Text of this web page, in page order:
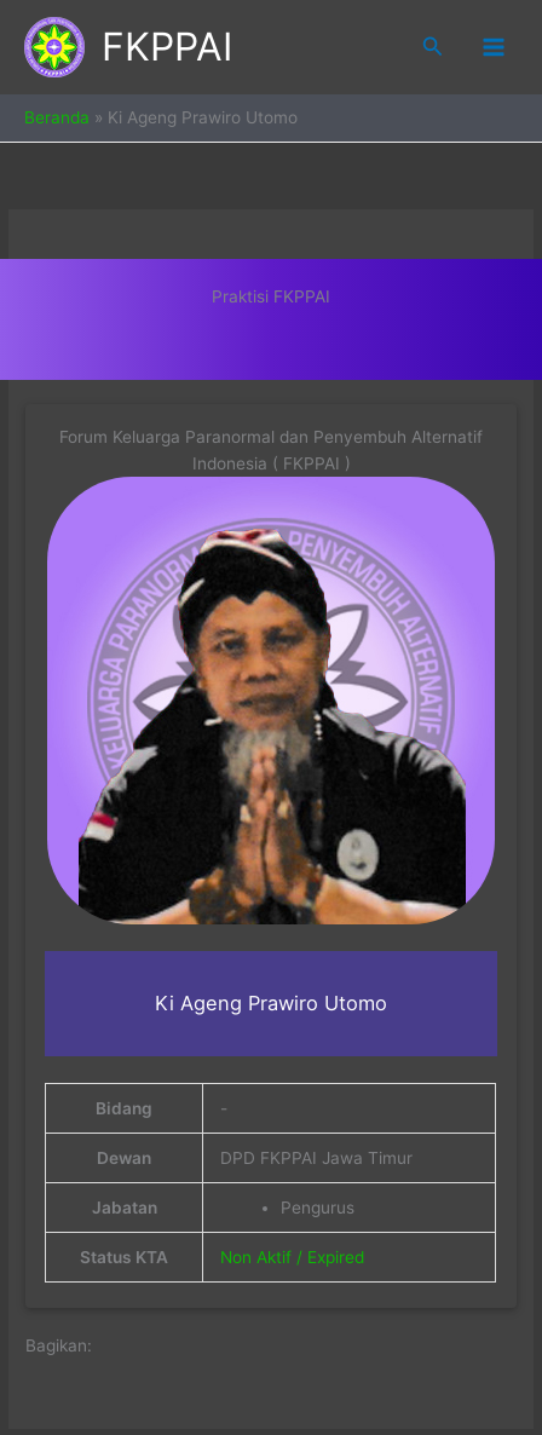
content
FKPPAI Search
Beranda » Ki Ageng Prawiro Utomo
Praktisi FKPPAI
Forum Keluarga Paranormal dan Penyembuh Alternatif
Indonesia ( FKPPAI )
Ki Ageng Prawiro Utomo
Bidang -
Dewan DPD FKPPAI Jawa Timur
Jabatan Pengurus
Status KTA Non Aktif / Expired
Bagikan: